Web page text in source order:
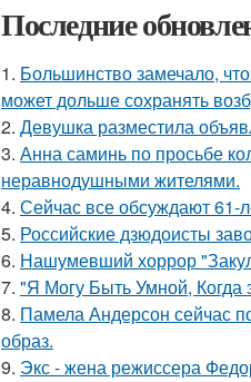
Последние
1. Большинство замечало,
может дольше сохранять
2. Девушка разместила
3. Анна саминь по просьбе
неравнодушными жителями.
4. Сейчас все обсуждают 61-
5. Российские дзюдоисты
6. Нашумевший хоррор
7. "Я Могу Быть Умной, Когда
8. Памела Андерсон сейчас
образ.
9. Экс - жена режиссера